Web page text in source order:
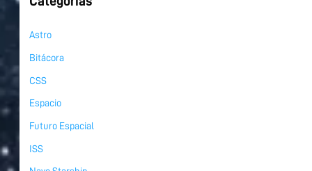
Astro
Bitácora
CSS
Espacio
Futuro Espacial
ISS